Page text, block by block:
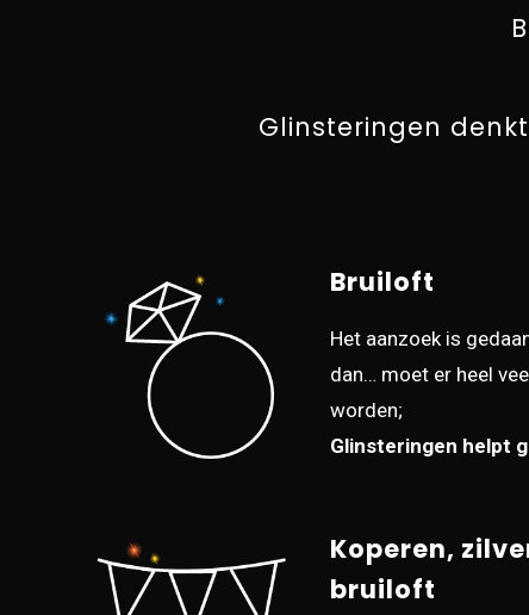
Glinsteringen
Bruiloft
Het aanzoek is
dan… moet er heel
worden;
Glinsteringen helpt
Koperen,
bruiloft